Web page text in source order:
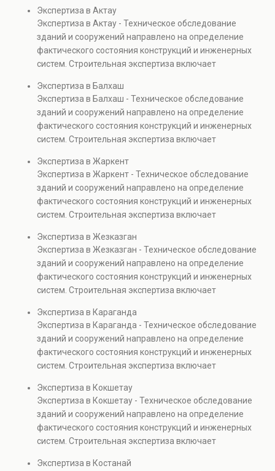
элементов и оценку эксплуатационной безопасности.
Услуга востребована при покупке недвижимости,
капитальном ремонте и реконструкции объектов, а
также при судебных разбирательствах и технических
проверках.
Экспертиза в Актау
Экспертиза в Актау - Техническое обследование
зданий и сооружений направлено на определение
фактического состояния конструкций и инженерных
систем. Строительная экспертиза включает
элементов и оценку эксплуатационной безопасности.
Услуга востребована при покупке недвижимости,
капитальном ремонте и реконструкции объектов, а
также при судебных разбирательствах и технических
проверках.
Экспертиза в Балхаш
Экспертиза в Балхаш - Техническое обследование
зданий и сооружений направлено на определение
фактического состояния конструкций и инженерных
систем. Строительная экспертиза включает
элементов и оценку эксплуатационной безопасности.
Услуга востребована при покупке недвижимости,
капитальном ремонте и реконструкции объектов, а
также при судебных разбирательствах и технических
проверках.
Экспертиза в Жаркент
Экспертиза в Жаркент - Техническое обследование
зданий и сооружений направлено на определение
фактического состояния конструкций и инженерных
систем. Строительная экспертиза включает
элементов и оценку эксплуатационной безопасности.
Услуга востребована при покупке недвижимости,
капитальном ремонте и реконструкции объектов, а
также при судебных разбирательствах и технических
проверках.
Экспертиза в Жезказган
Экспертиза в Жезказган - Техническое обследование
зданий и сооружений направлено на определение
фактического состояния конструкций и инженерных
систем. Строительная экспертиза включает
элементов и оценку эксплуатационной безопасности.
Услуга востребована при покупке недвижимости,
капитальном ремонте и реконструкции объектов, а
также при судебных разбирательствах и технических
проверках.
Экспертиза в Караганда
Экспертиза в Караганда - Техническое обследование
зданий и сооружений направлено на определение
фактического состояния конструкций и инженерных
систем. Строительная экспертиза включает
элементов и оценку эксплуатационной безопасности.
Услуга востребована при покупке недвижимости,
капитальном ремонте и реконструкции объектов, а
также при судебных разбирательствах и технических
проверках.
Экспертиза в Кокшетау
Экспертиза в Кокшетау - Техническое обследование
зданий и сооружений направлено на определение
фактического состояния конструкций и инженерных
систем. Строительная экспертиза включает
элементов и оценку эксплуатационной безопасности.
Экспертиза в Костанай